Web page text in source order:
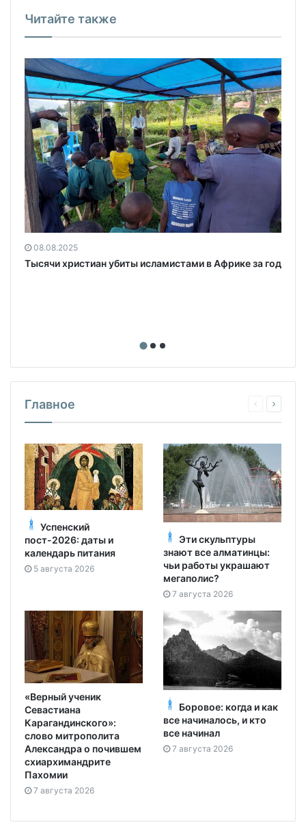
Читайте также
08.08.2025
Тысячи христиан убиты исламистами в Африке за год
Главное
Успенский
пост-2026: даты и
календарь питания
5 августа 2026
Эти скульптуры
знают все алматинцы:
чьи работы украшают
мегаполис?
7 августа 2026
«Верный ученик
Севастиана
Карагандинского»:
слово митрополита
Александра о почившем
схиархимандрите
Пахомии
7 августа 2026
Боровое: когда и как
все начиналось, и кто
все начинал
7 августа 2026